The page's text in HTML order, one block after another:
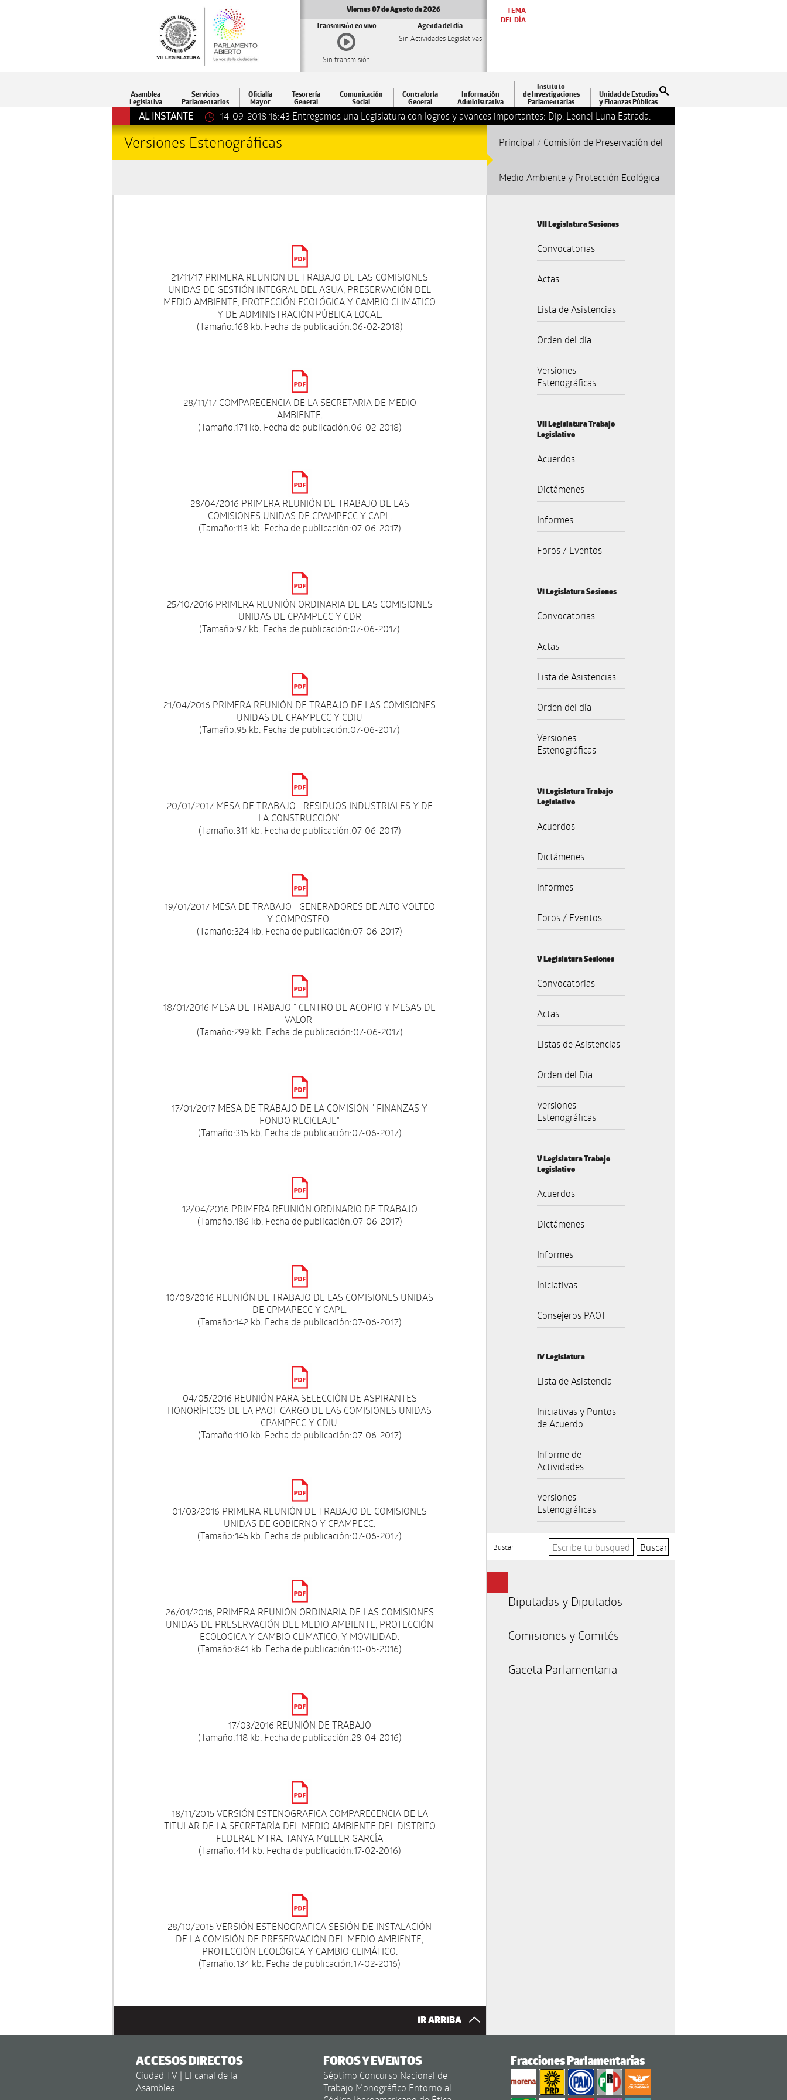
Viernes 07 de Agosto de 2026
Transmisión en vivo
Sin transmisión
Agenda del día
Sin Actividades Legislativas
TEMA
DEL DÍA
Asamblea
Legislativa
Servicios
Parlamentarios
Oficialía
Mayor
Tesorería
General
Comunicación
Social
Contraloría
General
Información
Administrativa
Instituto
de Investigaciones
Parlamentarias
Unidad de Estudios
y Finanzas Públicas
AL INSTANTE 14-09-2018 16:43 Entregamos una Legislatura con logros y avances importantes: Dip. Leonel Luna Estrada.
Versiones Estenográficas Principal / Comisión de Preservación del
Medio Ambiente y Protección Ecológica
21/11/17 PRIMERA REUNION DE TRABAJO DE LAS COMISIONES
UNIDAS DE GESTIÓN INTEGRAL DEL AGUA, PRESERVACIÓN DEL
MEDIO AMBIENTE, PROTECCIÓN ECOLÓGICA Y CAMBIO CLIMATICO
Y DE ADMINISTRACIÓN PÚBLICA LOCAL.
(Tamaño:168 kb. Fecha de publicación:06-02-2018)
28/11/17 COMPARECENCIA DE LA SECRETARIA DE MEDIO
AMBIENTE.
(Tamaño:171 kb. Fecha de publicación:06-02-2018)
28/04/2016 PRIMERA REUNIÓN DE TRABAJO DE LAS
COMISIONES UNIDAS DE CPAMPECC Y CAPL.
(Tamaño:113 kb. Fecha de publicación:07-06-2017)
25/10/2016 PRIMERA REUNIÓN ORDINARIA DE LAS COMISIONES
UNIDAS DE CPAMPECC Y CDR
(Tamaño:97 kb. Fecha de publicación:07-06-2017)
21/04/2016 PRIMERA REUNIÓN DE TRABAJO DE LAS COMISIONES
UNIDAS DE CPAMPECC Y CDIU
(Tamaño:95 kb. Fecha de publicación:07-06-2017)
20/01/2017 MESA DE TRABAJO " RESIDUOS INDUSTRIALES Y DE
LA CONSTRUCCIÓN"
(Tamaño:311 kb. Fecha de publicación:07-06-2017)
19/01/2017 MESA DE TRABAJO " GENERADORES DE ALTO VOLTEO
Y COMPOSTEO"
(Tamaño:324 kb. Fecha de publicación:07-06-2017)
18/01/2016 MESA DE TRABAJO " CENTRO DE ACOPIO Y MESAS DE
VALOR"
(Tamaño:299 kb. Fecha de publicación:07-06-2017)
17/01/2017 MESA DE TRABAJO DE LA COMISIÓN " FINANZAS Y
FONDO RECICLAJE"
(Tamaño:315 kb. Fecha de publicación:07-06-2017)
12/04/2016 PRIMERA REUNIÓN ORDINARIO DE TRABAJO
(Tamaño:186 kb. Fecha de publicación:07-06-2017)
10/08/2016 REUNIÓN DE TRABAJO DE LAS COMISIONES UNIDAS
DE CPMAPECC Y CAPL.
(Tamaño:142 kb. Fecha de publicación:07-06-2017)
04/05/2016 REUNIÓN PARA SELECCIÓN DE ASPIRANTES
HONORÍFICOS DE LA PAOT CARGO DE LAS COMISIONES UNIDAS
CPAMPECC Y CDIU.
(Tamaño:110 kb. Fecha de publicación:07-06-2017)
01/03/2016 PRIMERA REUNIÓN DE TRABAJO DE COMISIONES
UNIDAS DE GOBIERNO Y CPAMPECC.
(Tamaño:145 kb. Fecha de publicación:07-06-2017)
26/01/2016, PRIMERA REUNIÓN ORDINARIA DE LAS COMISIONES
UNIDAS DE PRESERVACIÓN DEL MEDIO AMBIENTE, PROTECCIÓN
ECOLOGICA Y CAMBIO CLIMATICO, Y MOVILIDAD.
(Tamaño:841 kb. Fecha de publicación:10-05-2016)
17/03/2016 REUNIÓN DE TRABAJO
(Tamaño:118 kb. Fecha de publicación:28-04-2016)
18/11/2015 VERSIÓN ESTENOGRAFICA COMPARECENCIA DE LA
TITULAR DE LA SECRETARÍA DEL MEDIO AMBIENTE DEL DISTRITO
FEDERAL MTRA. TANYA MüLLER GARCÍA
(Tamaño:414 kb. Fecha de publicación:17-02-2016)
28/10/2015 VERSIÓN ESTENOGRAFICA SESIÓN DE INSTALACIÓN
DE LA COMISIÓN DE PRESERVACIÓN DEL MEDIO AMBIENTE,
PROTECCIÓN ECOLÓGICA Y CAMBIO CLIMÁTICO.
(Tamaño:134 kb. Fecha de publicación:17-02-2016)
IR ARRIBA
VII Legislatura Sesiones
Convocatorias
Actas
Lista de Asistencias
Orden del día
Versiones
Estenográficas
VII Legislatura Trabajo
Legislativo
Acuerdos
Dictámenes
Informes
Foros / Eventos
VI Legislatura Sesiones
Convocatorias
Actas
Lista de Asistencias
Orden del día
Versiones
Estenográficas
VI Legislatura Trabajo
Legislativo
Acuerdos
Dictámenes
Informes
Foros / Eventos
V Legislatura Sesiones
Convocatorias
Actas
Listas de Asistencias
Orden del Día
Versiones
Estenográficas
V Legislatura Trabajo
Legislativo
Acuerdos
Dictámenes
Informes
Iniciativas
Consejeros PAOT
IV Legislatura
Lista de Asistencia
Iniciativas y Puntos
de Acuerdo
Informe de
Actividades
Versiones
Estenográficas
Buscar
Diputadas y Diputados
Comisiones y Comités
Gaceta Parlamentaria
ACCESOS DIRECTOS
Ciudad TV | El canal de la
Asamblea
FOROS Y EVENTOS
Séptimo Concurso Nacional de
Trabajo Monográfico Entorno al
Fracciones Parlamentarias